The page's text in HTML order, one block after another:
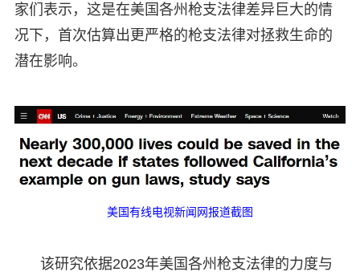
家们表示，这是在美国各州枪支法律差异巨大的情
况下，首次估算出更严格的枪支法律对拯救生命的
潜在影响。
美国有线电视新闻网报道截图
该研究依据2023年美国各州枪支法律的力度与